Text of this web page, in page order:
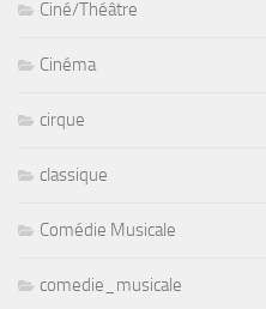
Ciné/Théâtre
Cinéma
cirque
classique
Comédie Musicale
comedie_musicale